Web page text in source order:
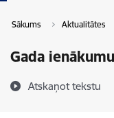
Sākums Aktualitātes
Gada
Atskaņot tekstu